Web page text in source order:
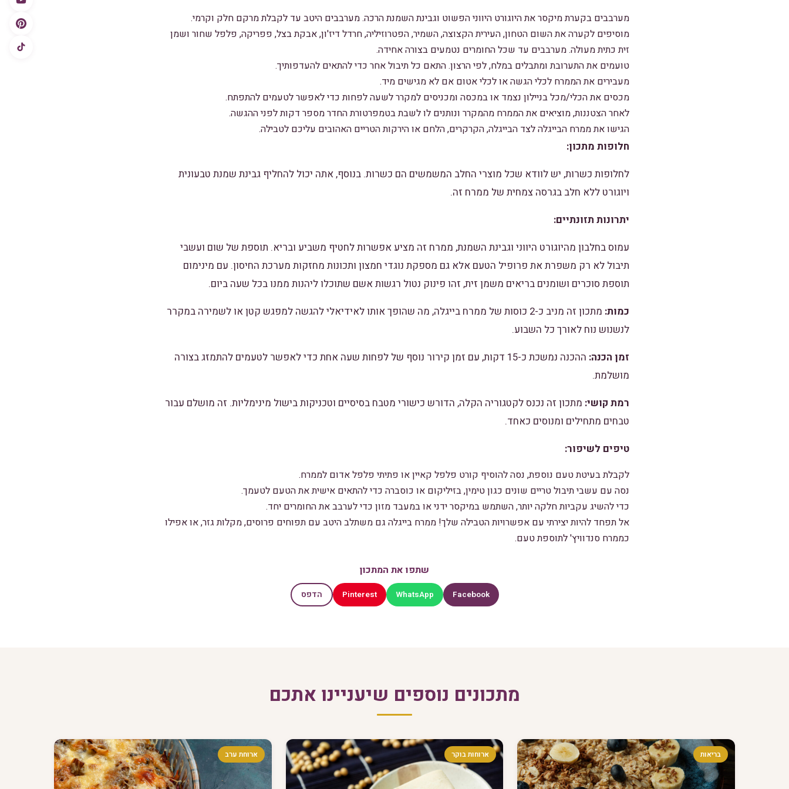
מערבבים בקערת מיקסר את היוגורט היווני הפשוט וגבינת השמנת הרכה. מערבבים היטב עד לקבלת מרקם חלק וקרמי.
מוסיפים לקערה את השום הטחון, העירית הקצוצה, השמיר, הפטרוזיליה, חרדל דיז'ון, אבקת בצל, פפריקה, פלפל שחור ושמן
זית כתית מעולה. מערבבים עד שכל החומרים נטמעים בצורה אחידה.
טועמים את התערובת ומתבלים במלח, לפי הרצון. התאם כל תיבול אחר כדי להתאים להעדפותיך.
מעבירים את הממרח לכלי הגשה או לכלי אטום אם לא מגישים מיד.
מכסים את הכלי/מכל בניילון נצמד או במכסה ומכניסים למקרר לשעה לפחות כדי לאפשר לטעמים להתפתח.
לאחר הצטננות, מוציאים את הממרח מהמקרר ונותנים לו לשבת בטמפרטורת החדר מספר דקות לפני ההגשה.
הגישו את ממרח הבייגלה לצד הבייגלה, הקרקרים, הלחם או הירקות הטריים האהובים עליכם לטבילה.
חלופות מתכון:
לחלופות כשרות, יש לוודא שכל מוצרי החלב המשמשים הם כשרות. בנוסף, אתה יכול להחליף גבינת שמנת טבעונית
ויוגורט ללא חלב בגרסה צמחית של ממרח זה.
יתרונות תזונתיים:
עמוס בחלבון מהיוגורט היווני וגבינת השמנת, ממרח זה מציע אפשרות לחטיף משביע ובריא. תוספת של שום ועשבי
תיבול לא רק משפרת את פרופיל הטעם אלא גם מספקת נוגדי חמצון ותכונות מחזקות מערכת החיסון. עם מינימום
תוספת סוכרים ושומנים בריאים משמן זית, זהו פינוק נטול רגשות אשם שתוכלו ליהנות ממנו בכל שעה ביום.
כמות:
מתכון זה מניב כ-2 כוסות של ממרח בייגלה, מה שהופך אותו לאידיאלי להגשה למפגש קטן או לשמירה במקרר
לנשנוש נוח לאורך כל השבוע.
זמן הכנה:
ההכנה נמשכת כ-15 דקות, עם זמן קירור נוסף של לפחות שעה אחת כדי לאפשר לטעמים להתמזג בצורה
מושלמת.
רמת קושי: מתכון זה נכנס לקטגוריה הקלה, הדורש כישורי מטבח בסיסיים וטכניקות בישול מינימליות. זה מושלם עבור
טבחים מתחילים ומנוסים כאחד.
טיפים לשיפור:
לקבלת בעיטת טעם נוספת, נסה להוסיף קורט פלפל קאיין או פתיתי פלפל אדום לממרח.
נסה עם עשבי תיבול טריים שונים כגון טימין, בזיליקום או כוסברה כדי להתאים אישית את הטעם לטעמך.
כדי להשיג עקביות חלקה יותר, השתמש במיקסר ידני או במעבד מזון כדי לערבב את החומרים יחד.
אל תפחד להיות יצירתי עם אפשרויות הטבילה שלך! ממרח בייגלה גם משתלב היטב עם תפוחים פרוסים, מקלות גזר, או אפילו
כממרח סנדוויץ' לתוספת טעם.
שתפו את המתכון
Facebook
WhatsApp
Pinterest הדפס
מתכונים נוספים שיעניינו אתכם
בריאות ארוחות בוקר ארוחת ערב